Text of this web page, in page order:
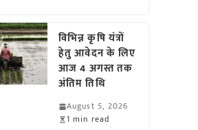
विभिन्न कृषि यंत्रों
हेतु आवेदन के लिए
आज 4 अगस्त तक
अंतिम तिथि
August 5, 2026
1 min read